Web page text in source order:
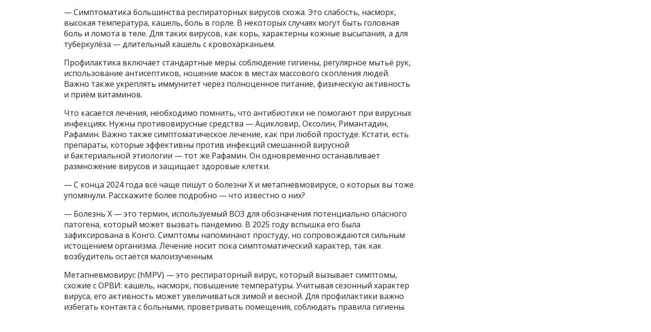
— Симптоматика большинства респираторных вирусов схожа. Это слабость, насморк,
высокая температура, кашель, боль в горле. В некоторых случаях могут быть головная
боль и ломота в теле. Для таких вирусов, как корь, характерны кожные высыпания, а для
туберкулёза — длительный кашель с кровохарканьем.
Профилактика включает стандартные меры: соблюдение гигиены, регулярное мытьё рук,
использование антисептиков, ношение масок в местах массового скопления людей.
Важно также укреплять иммунитет через полноценное питание, физическую активность
и приём витаминов.
Что касается лечения, необходимо помнить, что антибиотики не помогают при вирусных
инфекциях. Нужны противовирусные средства — Ацикловир, Оксолин, Римантадин,
Рафамин. Важно также симптоматическое лечение, как при любой простуде. Кстати, есть
препараты, которые эффективны против инфекций смешанной вирусной
и бактериальной этиологии — тот же Рафамин. Он одновременно останавливает
размножение вирусов и защищает здоровые клетки.
— С конца 2024 года всё чаще пишут о болезни X и метапневмовирусе, о которых вы тоже
упомянули. Расскажите более подробно — что известно о них?
— Болезнь X — это термин, используемый ВОЗ для обозначения потенциально опасного
патогена, который может вызвать пандемию. В 2025 году вспышка его была
зафиксирована в Конго. Симптомы напоминают простуду, но сопровождаются сильным
истощением организма. Лечение носит пока симптоматический характер, так как
возбудитель остаётся малоизученным.
Метапневмовирус (hMPV) — это респираторный вирус, который вызывает симптомы,
схожие с ОРВИ: кашель, насморк, повышение температуры. Учитывая сезонный характер
вируса, его активность может увеличиваться зимой и весной. Для профилактики важно
избегать контакта с больными, проветривать помещения, соблюдать правила гигиены.